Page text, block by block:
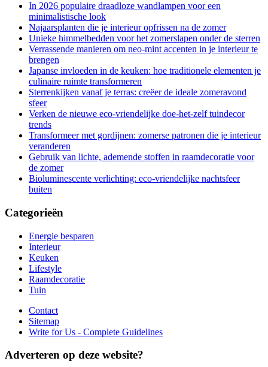
In 2026 populaire draadloze wandlampen voor een
minimalistische look
Najaarsplanten die je interieur opfrissen na de zomer
Unieke himmelbedden voor het zomerslapen onder de sterren
Verrassende manieren om neo-mint accenten in je interieur te
brengen
Japanse invloeden in de keuken: hoe traditionele elementen je
culinaire ruimte transformeren
Sterrenkijken vanaf je terras: creëer de ideale zomeravond
sfeer
Verken de nieuwe eco-vriendelijke doe-het-zelf tuindecor
trends
Transformeer met gordijnen: zomerse patronen die je interieur
veranderen
Gebruik van lichte, ademende stoffen in raamdecoratie voor
de zomer
Bioluminescente verlichting: eco-vriendelijke nachtsfeer
buiten
Categorieën
Energie besparen
Interieur
Keuken
Lifestyle
Raamdecoratie
Tuin
Contact
Sitemap
Write for Us - Complete Guidelines
Adverteren op deze website?